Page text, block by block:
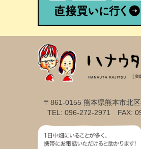
〒861-0155 熊本県熊本市北
TEL: 096-272-2971 FAX: